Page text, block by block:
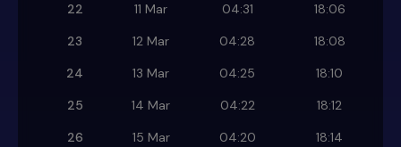
22
11 Mar 04:31
18:06
23
12 Mar 04:28
18:08
24
13 Mar 04:25
18:10
25
14 Mar 04:22
18:12
26
15 Mar 04:20
18:14